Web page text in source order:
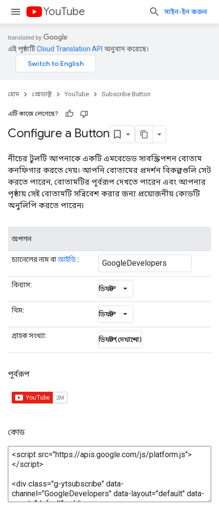
YouTube সাইন-ইন করুন
এই পৃষ্ঠাটিCloud Translation API অনুবাদ করেছে।
হোম প্রোডাক্ট YouTube Subscribe Button
এটি কাজে লেগেছে?
Configure a Button
নীচের টুলটি আপনাকে একটি এমবেডেড সাবস্ক্রিপশন বোতাম
কনফিগার করতে দেয়। আপনি বোতামের প্রদর্শন বিকল্পগুলি সেট
করতে পারেন, বোতামটির পূর্বরূপ দেখতে পারেন এবং আপনার
পৃষ্ঠায় সেই বোতামটি সন্নিবেশ করার জন্য প্রয়োজনীয় কোডটি
অনুলিপি করতে পারেন৷